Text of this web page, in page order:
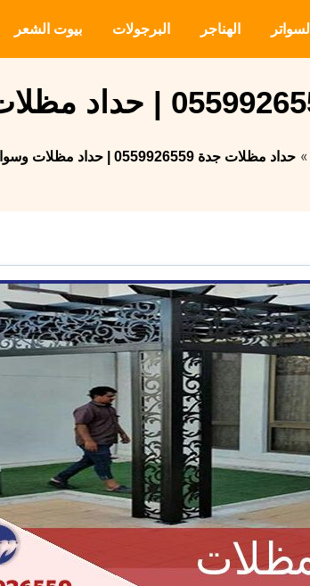
السواتر الهناجر البرجولات بيوت الشعر
حداد مظلات جدة 0559926559 | حداد مظلات وسواتر جدة